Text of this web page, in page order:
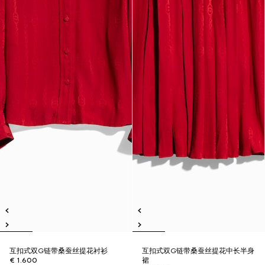
互扣式双G链带桑蚕丝提花衬衫
€ 1.600
互扣式双G链带桑蚕丝提花中长半身
裙